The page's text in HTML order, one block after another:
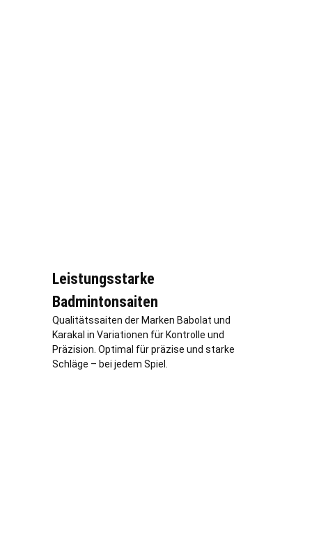
Leistungsstarke
Badmintonsaiten
Qualitätssaiten der Marken Babolat und
Karakal in Variationen für Kontrolle und
Präzision. Optimal für präzise und starke
Schläge – bei jedem Spiel.